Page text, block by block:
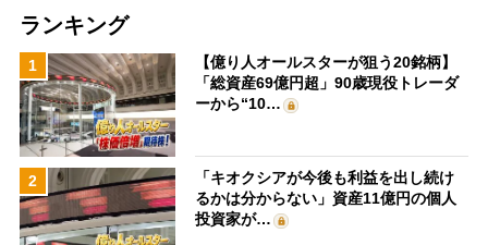
ランキング
1
【億り人オールスターが狙う20銘柄】
「総資産69億円超」90歳現役トレーダ
ーから“10…
2
「キオクシアが今後も利益を出し続け
るかは分からない」資産11億円の個人
投資家が…